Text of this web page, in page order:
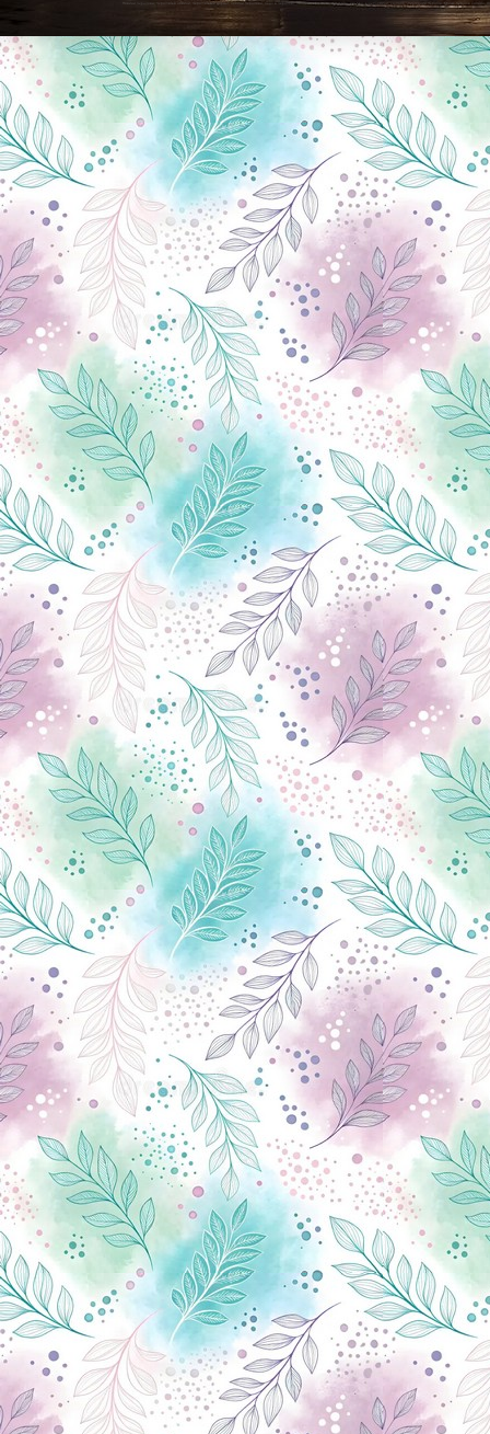
Новини Чернігова, Чернігівські новини, Чернігівський формат, новини Чернігова, події в Чернігові: політика, економіка, аналітика, культура, відеоновини, екологія, спортивний Чернігів, туризм, Чернігів